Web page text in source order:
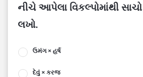
નીચે આપેલા વિકલ્પોમાંથી સાચો
લખો.
ઉમંગ × હર્ષ
દેવું × કરજ